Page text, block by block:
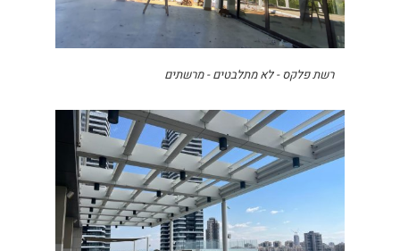
רשת פלקס - לא מתלבטים - מרשתים